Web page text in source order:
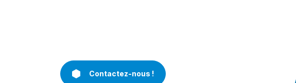
Contactez-nous !